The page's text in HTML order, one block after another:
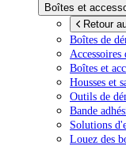
Boîtes et
Retour
Boîtes de
Accessoires
Boîtes et
Housses et
Outils de
Bande
Solutions
Louez des